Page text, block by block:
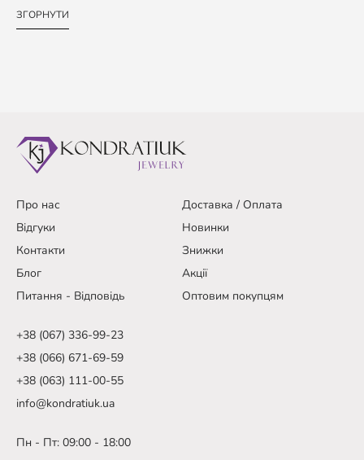
ЗГОРНУТИ
Про нас
Доставка / Оплата
Відгуки
Новинки
Контакти
Знижки
Блог
Акції
Питання - Відповідь
Оптовим покупцям
+38 (067) 336-99-23
+38 (066) 671-69-59
+38 (063) 111-00-55
info@kondratiuk.ua
Пн - Пт: 09:00 - 18:00